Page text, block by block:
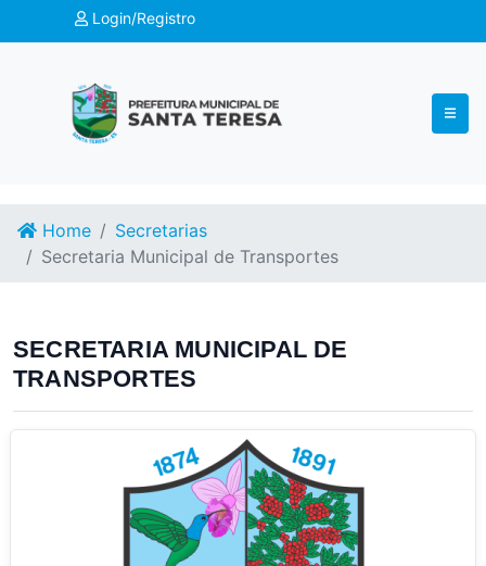
Login/Registro
Home
Secretarias
Secretaria Municipal de Transportes
SECRETARIA MUNICIPAL DE
TRANSPORTES